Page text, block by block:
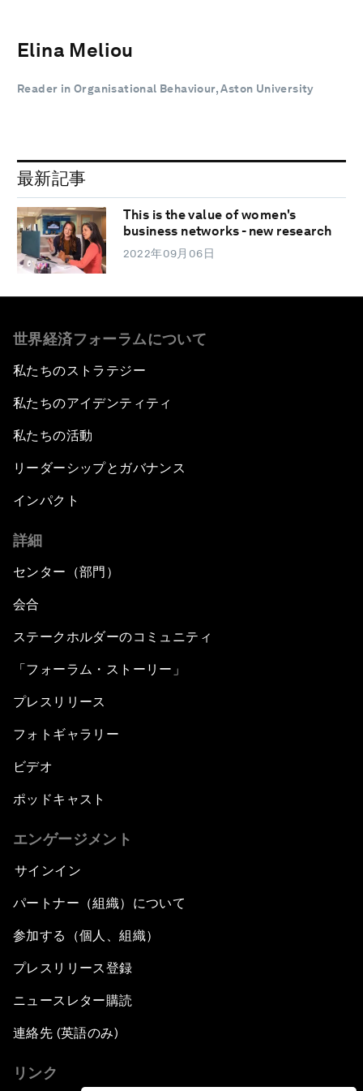
Elina Meliou
Reader in Organisational Behaviour, Aston University
最新記事
This is the value of women's
business networks - new research
2022年09月06日
世界経済フォーラムについて
私たちのストラテジー
私たちのアイデンティティ
私たちの活動
リーダーシップとガバナンス
インパクト
詳細
センター（部門）
会合
ステークホルダーのコミュニティ
「フォーラム・ストーリー」
プレスリリース
フォトギャラリー
ビデオ
ポッドキャスト
エンゲージメント
サインイン
パートナー（組織）について
参加する（個人、組織）
プレスリリース登録
ニュースレター購読
連絡先 (英語のみ)
リンク